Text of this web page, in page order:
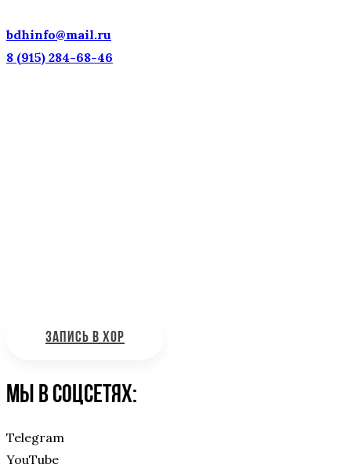
bdhinfo@mail.ru
8 (915) 284-68-46
ЗАПИСЬ В ХОР
Мы в соцсетях:
Telegram
YouTube